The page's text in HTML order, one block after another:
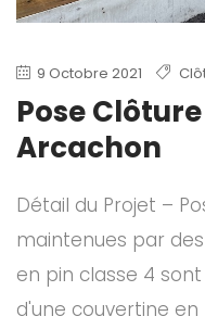
9 Octobre 2021
Pose
Arcachon
Détail du Projet –
maintenues par
en pin classe 4
d'une couvertine